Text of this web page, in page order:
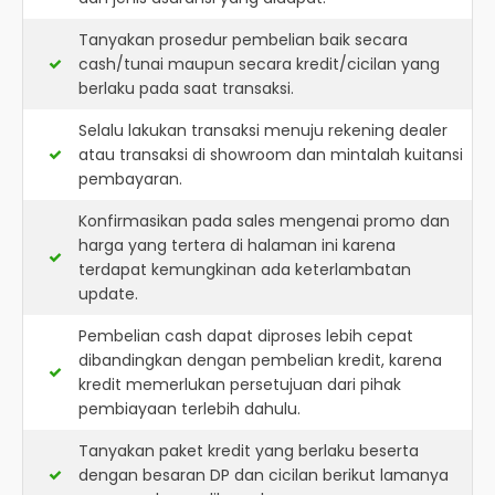
Tanyakan prosedur pembelian baik secara
cash/tunai maupun secara kredit/cicilan yang
berlaku pada saat transaksi.
Selalu lakukan transaksi menuju rekening dealer
atau transaksi di showroom dan mintalah kuitansi
pembayaran.
Konfirmasikan pada sales mengenai promo dan
harga yang tertera di halaman ini karena
terdapat kemungkinan ada keterlambatan
update.
Pembelian cash dapat diproses lebih cepat
dibandingkan dengan pembelian kredit, karena
kredit memerlukan persetujuan dari pihak
pembiayaan terlebih dahulu.
Tanyakan paket kredit yang berlaku beserta
dengan besaran DP dan cicilan berikut lamanya